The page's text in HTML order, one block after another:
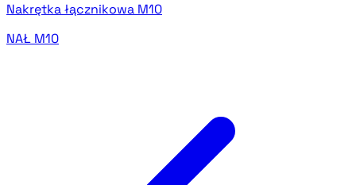
Nakrętka łącznikowa M10
NAŁ M10